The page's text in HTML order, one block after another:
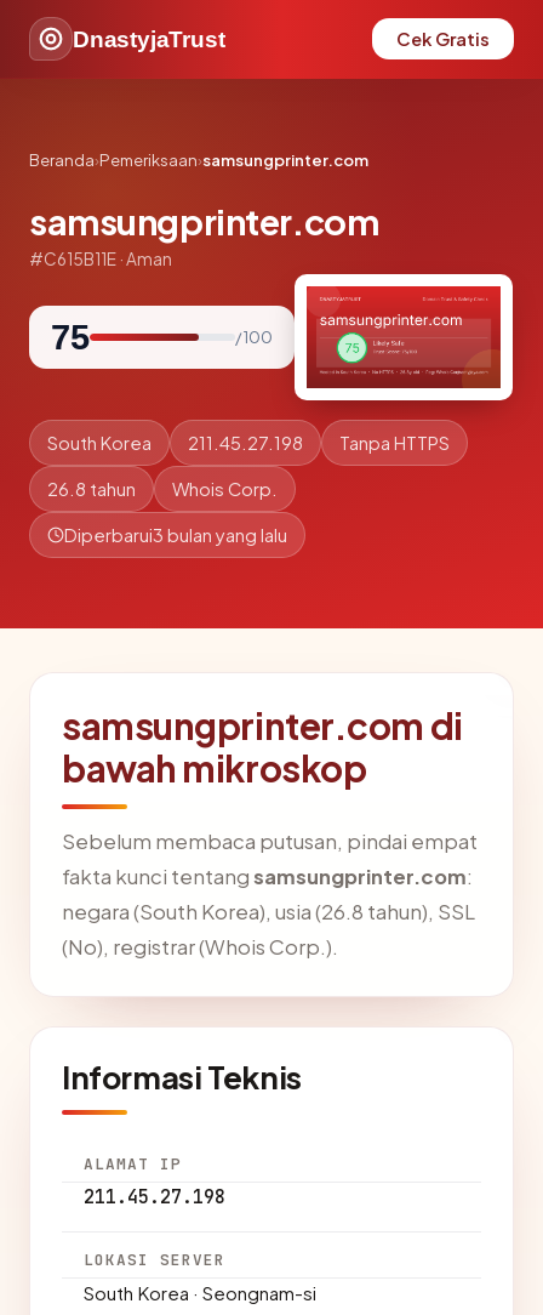
DnastyjaTrust Cek Gratis
Beranda›Pemeriksaan›samsungprinter.com
samsungprinter.com
#C615B11E · Aman
75 / 100
South Korea 211.45.27.198 Tanpa HTTPS
26.8 tahun Whois Corp.
Diperbarui3 bulan yang lalu
samsungprinter.com di
bawah mikroskop
Sebelum membaca putusan, pindai empat
fakta kunci tentangsamsungprinter.com:
negara (South Korea), usia (26.8 tahun), SSL
(No), registrar (Whois Corp.).
Informasi Teknis
ALAMAT IP
211.45.27.198
LOKASI SERVER
South Korea · Seongnam-si